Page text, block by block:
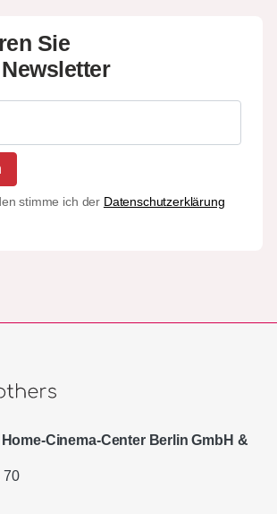
Sie
stimme ich der Datenschutzerklärung
Cinema-Center Berlin GmbH &
70